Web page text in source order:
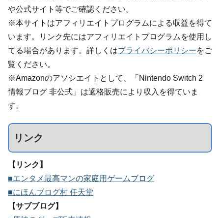
や公式サイト等でご確認ください。
※本サイトはアフィリエイトプログラムによる収益を得て
います。リンク先にはアフィリエイトプログラムを使用し
てる場合があります。詳しくはプライバシーポリシーをご
覧ください。
※Amazonのアソシエイトとして、「Nintendo Switch 2
情報ブログ 非公式」は適格販売により収入を得ていま
す。
リンク
【リンク】
■エンタメ最高マンの家庭用ゲームブログ
■にほんブログ村 任天堂
【サブブログ】